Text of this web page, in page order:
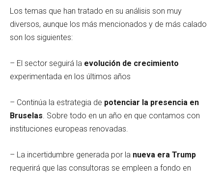
Los temas que han tratado en su análisis son muy
diversos, aunque los más mencionados y de más calado
son los siguientes:
– El sector seguirá la evolución de crecimiento
experimentada en los últimos años
– Continúa la estrategia de potenciar la presencia en
Bruselas. Sobre todo en un año en que contamos con
instituciones europeas renovadas.
– La incertidumbre generada por la nueva era Trump
requerirá que las consultoras se empleen a fondo en